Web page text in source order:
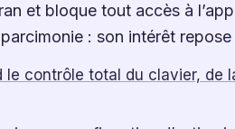
et bloque tout accès à
: son intérêt
le contrôle total du clavier, de